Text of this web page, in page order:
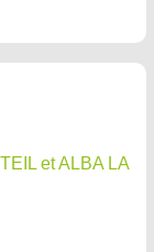
et ALBA LA